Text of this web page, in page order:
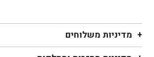
מדיניות משלוחים